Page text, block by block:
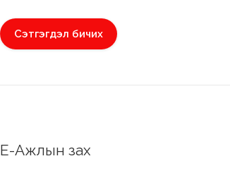
Е-Ажлын зах